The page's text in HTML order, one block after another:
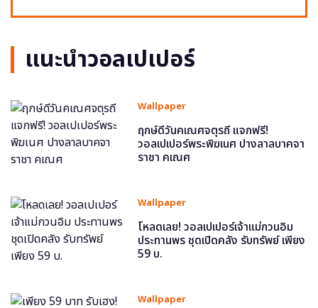
แนะนำวอลเปเปอร์
Wallpaper
ฤกษ์ดีวันคเณศจตุรถี แจกฟรี!
วอลเปเปอร์พระพิฆเนศ ปางลาลบาคจา
ราชา คเณศ
Wallpaper
โหลดเลย! วอลเปเปอร์เจ้าแม่กวนอิม
ประทานพร ชุดเปิดคลัง รับทรัพย์ เพียง
59 บ.
Wallpaper